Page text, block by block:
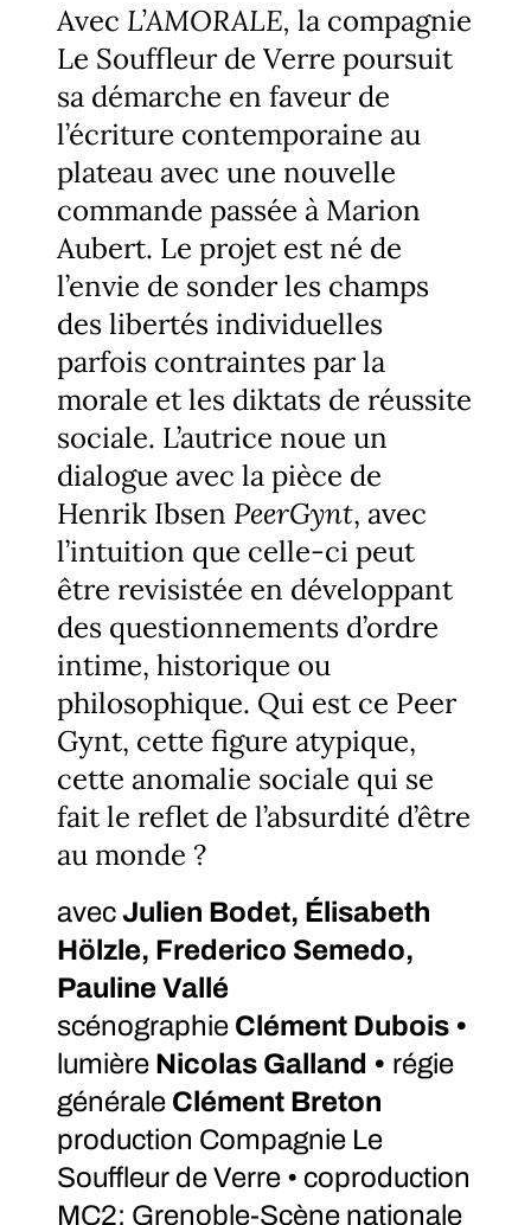
Avec L’AMORALE, la compagnie
Le Souffleur de Verre poursuit
sa démarche en faveur de
l’écriture contemporaine au
plateau avec une nouvelle
commande passée à Marion
Aubert. Le projet est né de
l’envie de sonder les champs
des libertés individuelles
parfois contraintes par la
morale et les diktats de réussite
sociale. L’autrice noue un
dialogue avec la pièce de
Henrik Ibsen PeerGynt, avec
l’intuition que celle-ci peut
être revisistée en développant
des questionnements d’ordre
intime, historique ou
philosophique. Qui est ce Peer
Gynt, cette figure atypique,
cette anomalie sociale qui se
fait le reflet de l’absurdité d’être
au monde ?
avecJulien Bodet, Élisabeth
Hölzle, Frederico Semedo,
Pauline Vallé
scénographie Clément Dubois •
lumière Nicolas Galland • régie
générale Clément Breton
production Compagnie Le
Souffleur de Verre • coproduction
MC2: Grenoble-Scène nationale